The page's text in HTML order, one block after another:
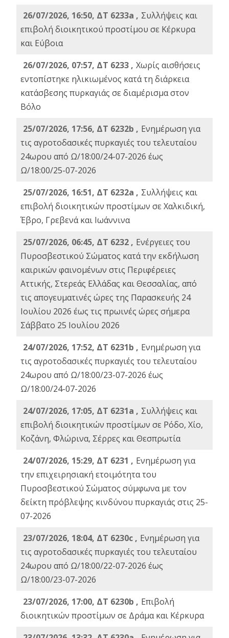
26/07/2026, 16:50, ΔΤ 6233a , Συλλήψεις και
επιβολή διοικητικού προστίμου σε Κέρκυρα
και Εύβοια
26/07/2026, 07:57, ΔΤ 6233 , Χωρίς αισθήσεις
εντοπίστηκε ηλικιωμένος κατά τη διάρκεια
κατάσβεσης πυρκαγιάς σε διαμέρισμα στον
Βόλο
25/07/2026, 17:56, ΔΤ 6232b , Ενημέρωση για
τις αγροτοδασικές πυρκαγιές του τελευταίου
24ωρου από Ω/18:00/24-07-2026 έως
Ω/18:00/25-07-2026
25/07/2026, 16:51, ΔΤ 6232a , Συλλήψεις και
επιβολή διοικητικών προστίμων σε Χαλκιδική,
Έβρο, Γρεβενά και Ιωάννινα
25/07/2026, 06:45, ΔΤ 6232 , Ενέργειες του
Πυροσβεστικού Σώματος κατά την εκδήλωση
καιρικών φαινομένων στις Περιφέρειες
Αττικής, Στερεάς Ελλάδας και Θεσσαλίας, από
τις απογευματινές ώρες της Παρασκευής 24
Ιουλίου 2026 έως τις πρωινές ώρες σήμερα
Σάββατο 25 Ιουλίου 2026
24/07/2026, 17:52, ΔΤ 6231b , Ενημέρωση για
τις αγροτοδασικές πυρκαγιές του τελευταίου
24ωρου από Ω/18:00/23-07-2026 έως
Ω/18:00/24-07-2026
24/07/2026, 17:05, ΔΤ 6231a , Συλλήψεις και
επιβολή διοικητικών προστίμων σε Ρόδο, Χίο,
Κοζάνη, Φλώρινα, Σέρρες και Θεσπρωτία
24/07/2026, 15:29, ΔΤ 6231 , Ενημέρωση για
την επιχειρησιακή ετοιμότητα του
Πυροσβεστικού Σώματος σύμφωνα με τον
δείκτη πρόβλεψης κινδύνου πυρκαγιάς στις 25-
07-2026
23/07/2026, 18:04, ΔΤ 6230c , Ενημέρωση για
τις αγροτοδασικές πυρκαγιές του τελευταίου
24ωρου από Ω/18:00/22-07-2026 έως
Ω/18:00/23-07-2026
23/07/2026, 17:00, ΔΤ 6230b , Επιβολή
διοικητικών προστίμων σε Δράμα και Κέρκυρα